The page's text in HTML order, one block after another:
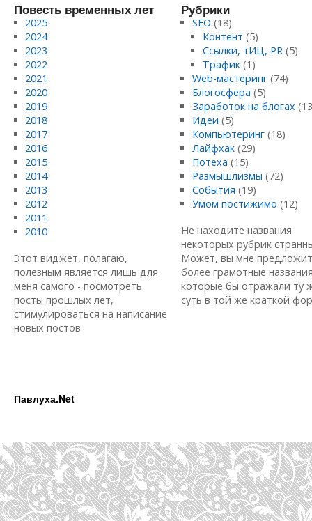
Повесть временных лет
2025
2024
2023
2022
2021
2020
2019
2018
2017
2016
2015
2014
2013
2012
2011
2010
Этот виджет, полагаю,
полезным является лишь для
меня самого - посмотреть
посты прошлых лет,
стимулироваться на написание
новых постов
Рубрики
SEO (18)
Контент (5)
Ссылки, тИЦ, PR (5)
Трафик (1)
Web-мастеринг(74)
Блогосфера (5)
Заработок на блогах
Идеи (5)
Компьютеринг(18)
Лайфхак(29)
Потеха (15)
Размышлизмы (72)
События (19)
Умом постижимо (12)
Не находите названия
некоторых рубрик
Может, вы мне
более грамотные
которые бы отражали ту
суть в той же краткой
Павлуха.Net